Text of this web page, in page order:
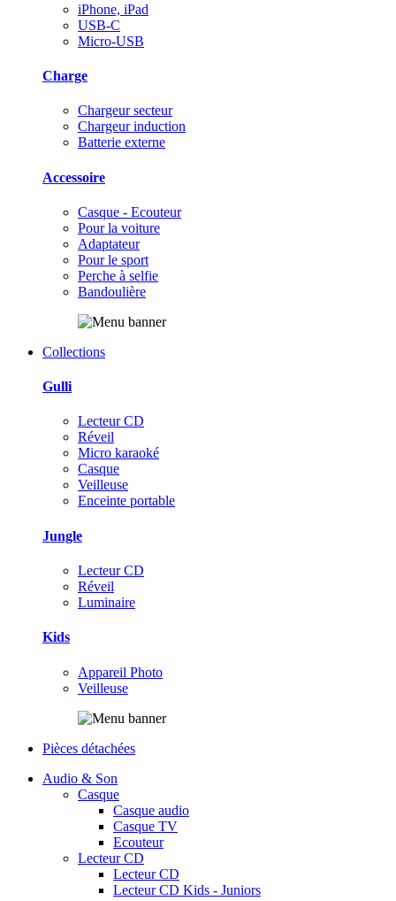
iPhone, iPad
USB-C
Micro-USB
Charge
Chargeur secteur
Chargeur induction
Batterie externe
Accessoire
Casque - Ecouteur
Pour la voiture
Adaptateur
Pour le sport
Perche à selfie
Bandoulière
Collections
Gulli
Lecteur CD
Réveil
Micro karaoké
Casque
Veilleuse
Enceinte portable
Jungle
Lecteur CD
Réveil
Luminaire
Kids
Appareil Photo
Veilleuse
Pièces détachées
Audio & Son
Casque
Casque audio
Casque TV
Ecouteur
Lecteur CD
Lecteur CD
Lecteur CD Kids - Juniors